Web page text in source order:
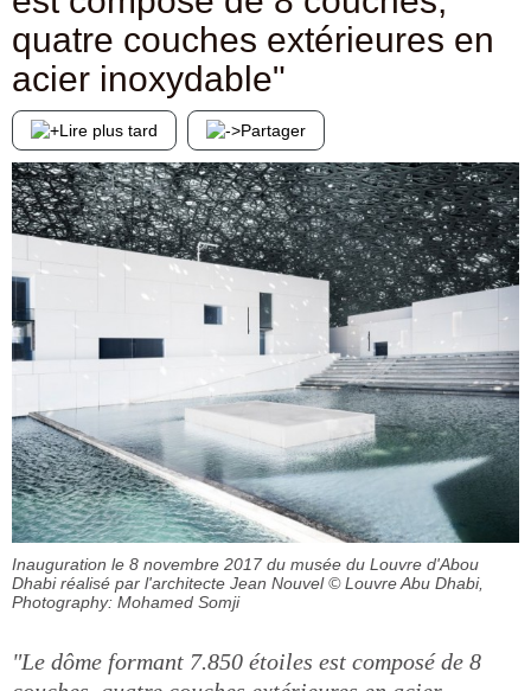
quatre couches extérieures en
acier inoxydable"
Lire plus tard Partager
Inauguration le 8 novembre 2017 du musée du Louvre d'Abou
Dhabi réalisé par l'architecte Jean Nouvel © Louvre Abu Dhabi,
Photography: Mohamed Somji
"Le dôme formant 7.850 étoiles est composé de 8